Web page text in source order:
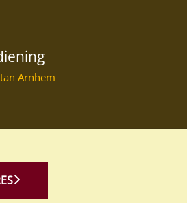
Arnhem